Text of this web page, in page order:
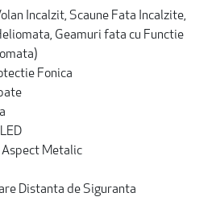
Incalzit, Scaune Fata Incalzite,
Geamuri fata cu Functie
Fonica
Aspect Metalic
Distanta de Siguranta